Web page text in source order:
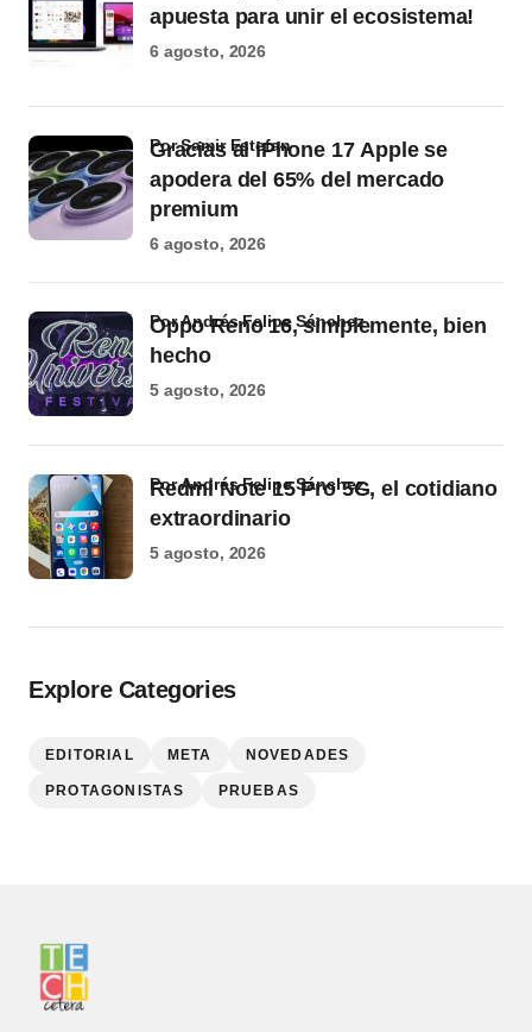
apuesta para unir el ecosistema!
6 agosto, 2026
Gracias al iPhone 17 Apple se
apodera del 65% del mercado
premium
por Samir Estefan
6 agosto, 2026
Oppo Reno 16, simplemente, bien
hecho
por Andrés Felipe Sánchez
5 agosto, 2026
Redmi Note 15 Pro 5G, el cotidiano
extraordinario
por Andrés Felipe Sánchez
5 agosto, 2026
Explore Categories
EDITORIAL META NOVEDADES
PROTAGONISTAS PRUEBAS